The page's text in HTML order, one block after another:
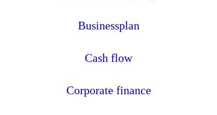
Businessplan
Cash flow
Corporate finance